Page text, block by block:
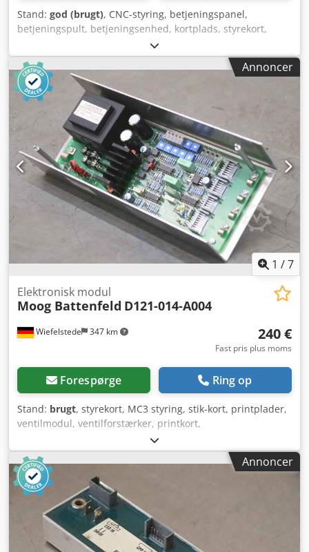
Stand: god (brugt), CNC-styring, betjeningspanel,
betjeningspult, betjeningsenhed, kortplads, styrekort,
MC3-styring, stik-kort, printplader, ventilmodul,
ventilforstærker, printkort - Producent: Bosch, modul fra
Battenfeld sprøjtestøbemaskine - Ventilmodul: Bosch QV
60 Mål: 220/45/H128 mm - Vægt: 0,4 kg Cedpfjg Td Dxjx
Anierf
Annoncer
1 /7
Wiefelstede 347 km
Elektronisk modul
Moog Battenfeld D121-014-A004
240 €
Fast pris plus moms
Forespørge Ring op
Stand: brugt, styrekort, MC3 styring, stik-kort, printplader,
ventilmodul, ventilforstærker, printkort,
temperaturreguleringskort, forstærkerkortsæt Cjdpfoqku
Nqjx Aniorf - Producent: Moog, reguleringskort fra
sprøjtestøbemaskine Battenfeld - Type: D121-014-A004 -
Mål samlet: 270/115/H60 mm - Vægt: 1,1 kg
Annoncer